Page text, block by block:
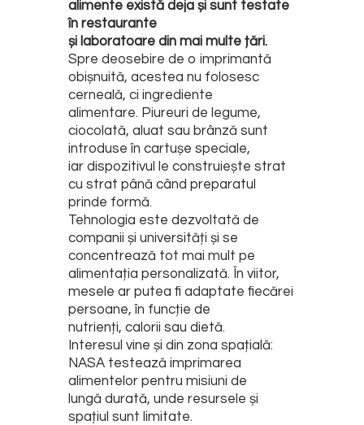
alimente există deja și sunt testate
în restaurante
și laboratoare din mai multe țări.
Spre deosebire de o imprimantă
obișnuită, acestea nu folosesc
cerneală, ci ingrediente
alimentare. Piureuri de legume,
ciocolată, aluat sau brânză sunt
introduse în cartușe speciale,
iar dispozitivul le construiește strat
cu strat până când preparatul
prinde formă.
Tehnologia este dezvoltată de
companii și universități și se
concentrează tot mai mult pe
alimentația personalizată. În viitor,
mesele ar putea fi adaptate fiecărei
persoane, în funcție de
nutrienți, calorii sau dietă.
Interesul vine și din zona spațială:
NASA testează imprimarea
alimentelor pentru misiuni de
lungă durată, unde resursele și
spațiul sunt limitate.